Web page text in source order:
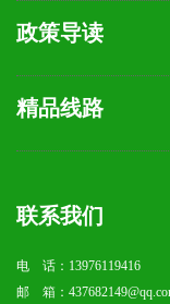
政策导读
精品线路
联系我们
电 话：13976119416
邮 箱：